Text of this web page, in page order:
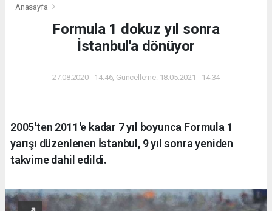
Anasayfa
Formula 1 dokuz yıl sonra
İstanbul'a dönüyor
27.08.2020 - 14:46, Güncelleme: 18.05.2021 - 14:34
2005'ten 2011'e kadar 7 yıl boyunca Formula 1
yarışı düzenlenen İstanbul, 9 yıl sonra yeniden
takvime dahil edildi.